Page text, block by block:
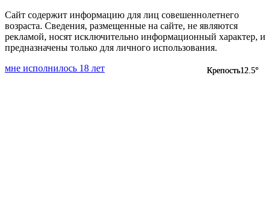
Крепость12.5°
Крепость12.5°
Сайт содержит информацию для лиц совешеннолетнего
возраста. Сведения, размещенные на сайте, не являются
рекламой, носят исключительно информационный характер, и
предназначены только для личного использования.
мне исполнилось 18 лет